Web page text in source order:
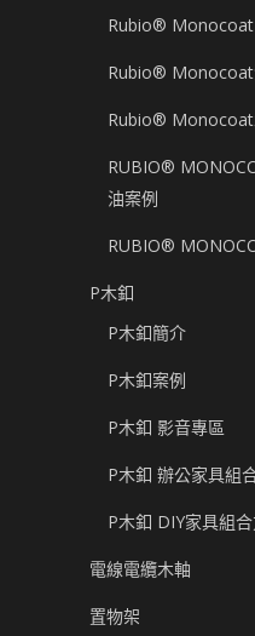
Rubio® Monocoat
Rubio® Monocoat
Rubio® Monocoat
RUBIO®
油案例
RUBIO®
P木釦
P木釦簡介
P木釦案例
P木釦 影音專區
P木釦 辦公家具組
P木釦 DIY家具組
電線電纜木軸
置物架